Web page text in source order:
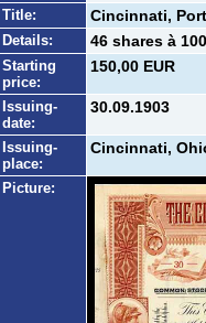
Title: Cincinnati,
Details: 46 shares à
Starting
price:
150,00 EUR
Issuing-
date:
30.09.1903
Issuing-
place:
Cincinnati,
Picture: